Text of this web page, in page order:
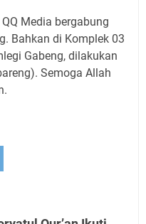
Media bergabung
Bahkan di Komplek 03
Gabeng, dilakukan
Semoga Allah